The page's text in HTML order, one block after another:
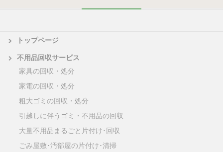
トップページ
不用品回収サービス
家具の回収・処分
家電の回収・処分
粗大ゴミの回収・処分
引越しに伴うゴミ・不用品の回収
大量不用品まるごと片付け･回収
ごみ屋敷･汚部屋の片付け･清掃